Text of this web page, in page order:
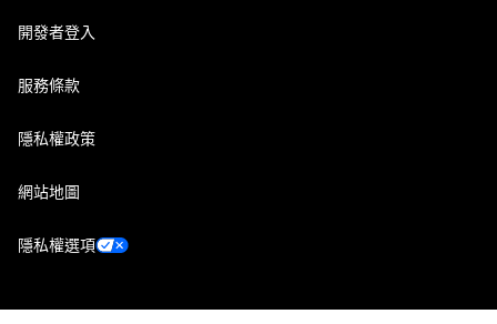
開發者登入
服務條款
隱私權政策
網站地圖
隱私權選項